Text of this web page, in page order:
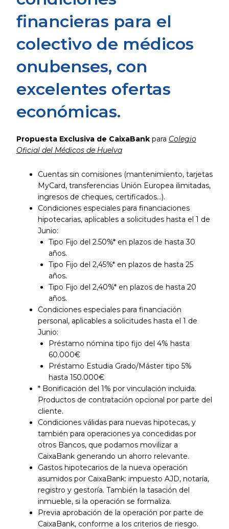
financieras para el
colectivo de médicos
onubenses, con
excelentes ofertas
económicas.
Propuesta Exclusiva de CaixaBank para Colegio
Oficial del Médicos de Huelva
Cuentas sin comisiones (mantenimiento, tarjetas
MyCard, transferencias Unión Europea ilimitadas,
ingresos de cheques, certificados…).
Condiciones especiales para financiaciones
hipotecarias, aplicables a solicitudes hasta el 1 de
Junio:
Tipo Fijo del 2.50%* en plazos de hasta 30
años.
Tipo Fijo del 2,45%* en plazos de hasta 25
años.
Tipo Fijo del 2,40%* en plazos de hasta 20
años.
Condiciones especiales para financiación
personal, aplicables a solicitudes hasta el 1 de
Junio:
Préstamo nómina tipo fijo del 4% hasta
60.000€
Préstamo Estudia Grado/Máster tipo 5%
hasta 150.000€
* Bonificación del 1% por vinculación incluida.
Productos de contratación opcional por parte del
cliente.
Condiciones válidas para nuevas hipotecas, y
también para operaciones ya concedidas por
otros Bancos, que podamos movilizar a
CaixaBank generando un ahorro relevante.
Gastos hipotecarios de la nueva operación
asumidos por CaixaBank: impuesto AJD, notaría,
registro y gestoría. También la tasación del
inmueble, si la operación se formaliza.
Previa aprobación de la operación por parte de
CaixaBank, conforme a los criterios de riesgo.